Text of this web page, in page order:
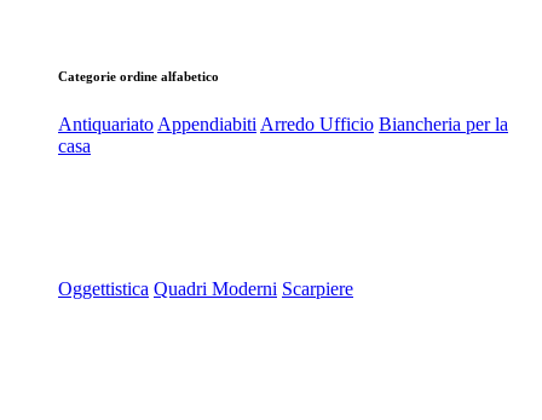
Categorie ordine alfabetico
Antiquariato Appendiabiti Arredo Ufficio Biancheria per la
casa
Oggettistica Quadri Moderni Scarpiere